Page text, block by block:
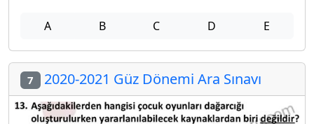
A B C D E
7 2020-2021 Güz Dönemi Ara Sınavı